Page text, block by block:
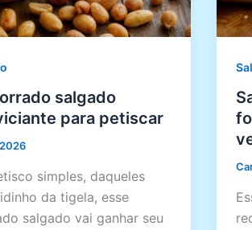
salgado
para petiscar
simples, daqueles
da tigela, esse
salgado vai ganhar seu